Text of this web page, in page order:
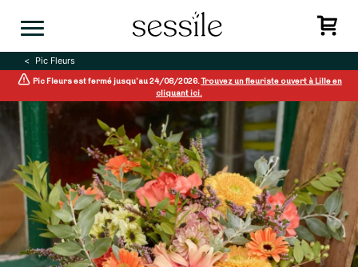
Pic Fleurs
Pic Fleurs est fermé jusqu’au 24/08/2026.Trouvez un fleuriste ouvert à Lille en
cliquant ici.